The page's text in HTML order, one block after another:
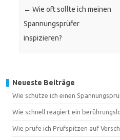
← Wie oft sollte ich meinen
Spannungsprüfer
inspizieren?
Neueste Beiträge
Wie schütze ich einen
Wie schnell reagiert ein
Wie prüfe ich Prüfspitzen auf